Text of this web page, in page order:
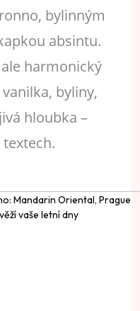
bylinným
absintu.
harmonický
byliny,
hloubka –